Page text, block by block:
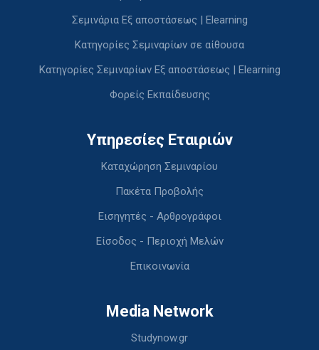
Σεμινάρια Εξ αποστάσεως | Elearning
Κατηγορίες Σεμιναρίων σε αίθουσα
Κατηγορίες Σεμιναρίων Εξ αποστάσεως | Elearning
Φορείς Εκπαίδευσης
Υπηρεσίες Εταιριών
Καταχώρηση Σεμιναρίου
Πακέτα Προβολής
Εισηγητές - Αρθρογράφοι
Είσοδος - Περιοχή Μελών
Επικοινωνία
Media Network
Studynow.gr